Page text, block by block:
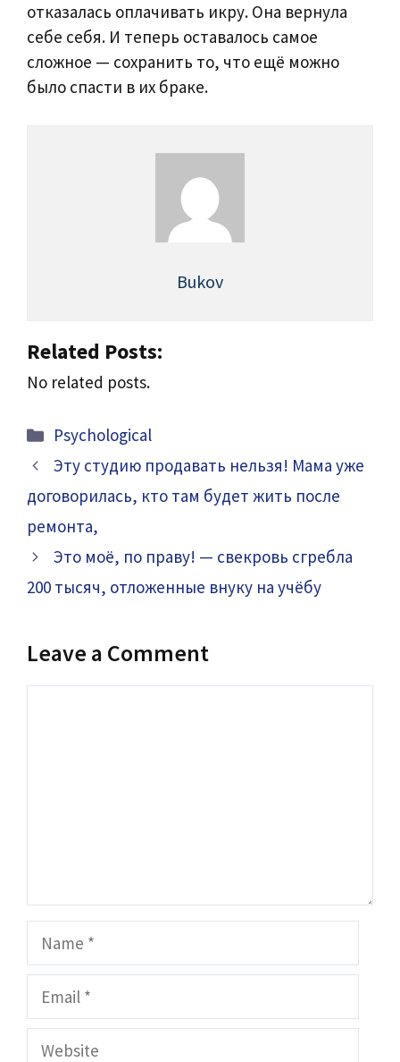
отказалась оплачивать икру. Она вернула
себе себя. И теперь оставалось самое
сложное — сохранить то, что ещё можно
было спасти в их браке.
Bukov
Related Posts:
No related posts.
Categories
Psychological
Эту студию продавать нельзя! Мама уже
договорилась, кто там будет жить после
ремонта,
Это моё, по праву! — свекровь сгребла
200 тысяч, отложенные внуку на учёбу
Leave a Comment
Name
Email
Website